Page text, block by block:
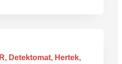
Detektomat, Hertek,